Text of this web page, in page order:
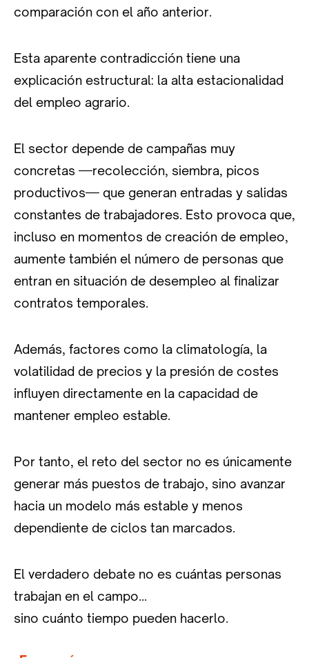
comparación con el año anterior.
Esta aparente contradicción tiene una
explicación estructural: la alta estacionalidad
del empleo agrario.
El sector depende de campañas muy
concretas —recolección, siembra, picos
productivos— que generan entradas y salidas
constantes de trabajadores. Esto provoca que,
incluso en momentos de creación de empleo,
aumente también el número de personas que
entran en situación de desempleo al finalizar
contratos temporales.
Además, factores como la climatología, la
volatilidad de precios y la presión de costes
influyen directamente en la capacidad de
mantener empleo estable.
Por tanto, el reto del sector no es únicamente
generar más puestos de trabajo, sino avanzar
hacia un modelo más estable y menos
dependiente de ciclos tan marcados.
El verdadero debate no es cuántas personas
trabajan en el campo…
sino cuánto tiempo pueden hacerlo.